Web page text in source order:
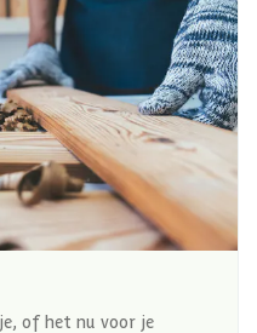
of het nu voor je